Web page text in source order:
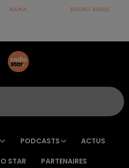
NAÏKA BRUNO MARS
PODCASTS ACTUS
STAR PARTENAIRES